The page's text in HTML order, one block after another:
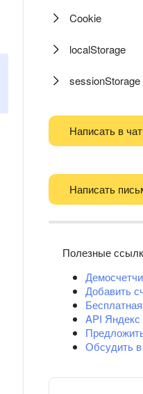
Cookie
localStorage
sessionStorage
Написать в чат
Написать
Полезные
Добавить
API
Обсудить